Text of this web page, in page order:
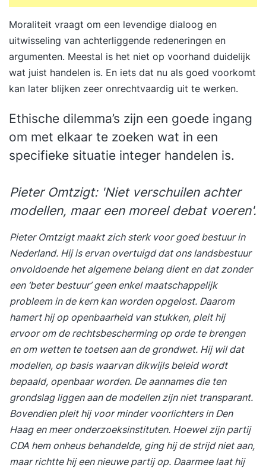
Moraliteit vraagt om een levendige dialoog en
uitwisseling van achterliggende redeneringen en
argumenten. Meestal is het niet op voorhand duidelijk
wat juist handelen is. En iets dat nu als goed voorkomt
kan later blijken zeer onrechtvaardig uit te werken.
Ethische dilemma’s zijn een goede ingang
om met elkaar te zoeken wat in een
specifieke situatie integer handelen is.
Pieter Omtzigt: 'Niet verschuilen achter
modellen, maar een moreel debat voeren'.
Pieter Omtzigt maakt zich sterk voor goed bestuur in
Nederland. Hij is ervan overtuigd dat ons landsbestuur
onvoldoende het algemene belang dient en dat zonder
een ‘beter bestuur’ geen enkel maatschappelijk
probleem in de kern kan worden opgelost. Daarom
hamert hij op openbaarheid van stukken, pleit hij
ervoor om de rechtsbescherming op orde te brengen
en om wetten te toetsen aan de grondwet. Hij wil dat
modellen, op basis waarvan dikwijls beleid wordt
bepaald, openbaar worden. De aannames die ten
grondslag liggen aan de modellen zijn niet transparant.
Bovendien pleit hij voorminder voorlichters in Den
Haag en meer onderzoeksinstituten. Hoewel zijn partij
CDA hem onheus behandelde, ging hij de strijd niet aan,
maar richtte hij een nieuwe partij op. Daarmee laat hij